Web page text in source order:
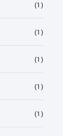
(1)
(1)
(1)
(1)
(1)